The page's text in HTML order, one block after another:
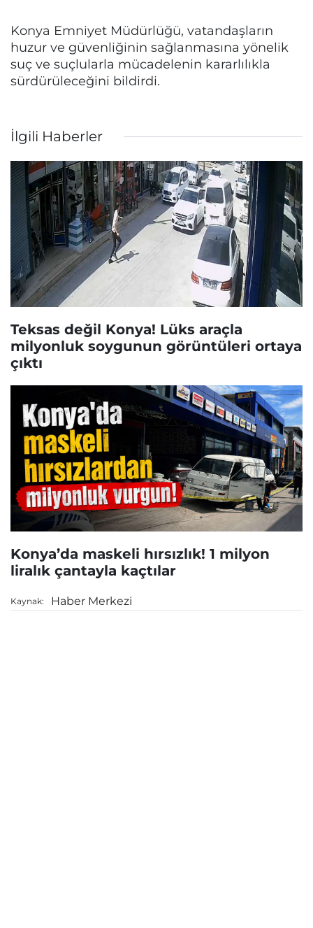
Konya Emniyet Müdürlüğü, vatandaşların
huzur ve güvenliğinin sağlanmasına yönelik
suç ve suçlularla mücadelenin kararlılıkla
sürdürüleceğini bildirdi.
İlgili Haberler
Teksas değil Konya! Lüks araçla
milyonluk soygunun görüntüleri ortaya
çıktı
Konya’da maskeli hırsızlık! 1 milyon
liralık çantayla kaçtılar
Kaynak: Haber Merkezi